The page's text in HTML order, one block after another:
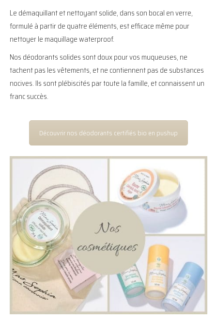
Le démaquillant et nettoyant solide, dans son bocal en verre,
formulé à partir de quatre éléments, est efficace même pour
nettoyer le maquillage waterproof.
Nos déodorants solides sont doux pour vos muqueuses, ne
tachent pas les vêtements, et ne contiennent pas de substances
nocives. Ils sont plébiscités par toute la famille, et connaissent un
franc succès.
Découvrir nos déodorants certifiés bio en pushup